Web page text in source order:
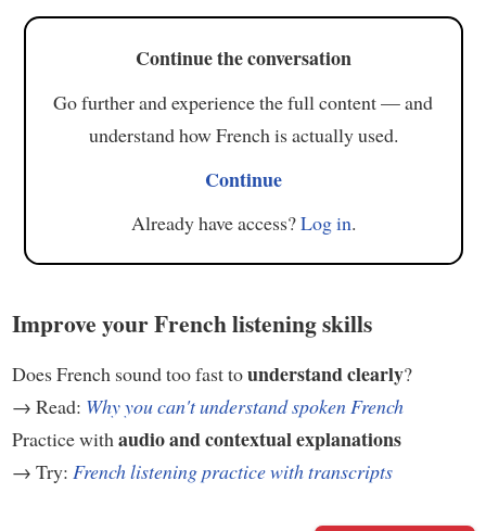
Continue the conversation
Go further and experience the full content — and
understand how French is actually used.
Continue
Already have access?Log in.
Improve your French listening skills
Does French sound too fast tounderstand clearly?
→ Read: Why you can't understand spoken French
Practice with audio and contextual explanations
→ Try: French listening practice with transcripts